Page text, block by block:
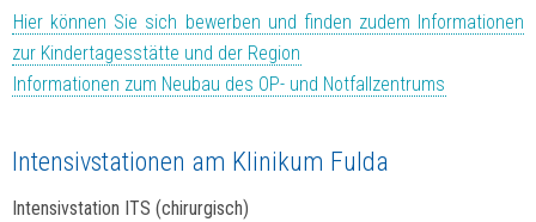
Hier können Sie sich bewerben und finden zudem Informationen
zur Kindertagesstätte und der Region
Informationen zum Neubau des OP- und Notfallzentrums
Intensivstationen am Klinikum Fulda
Intensivstation ITS (chirurgisch)